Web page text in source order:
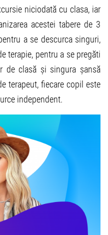
niciodată cu clasa, iar
acestei tabere de 3
a se descurca singuri,
terapie, pentru a se pregăti
de clasă și singura șansă
terapeut, fiecare copil este
independent.